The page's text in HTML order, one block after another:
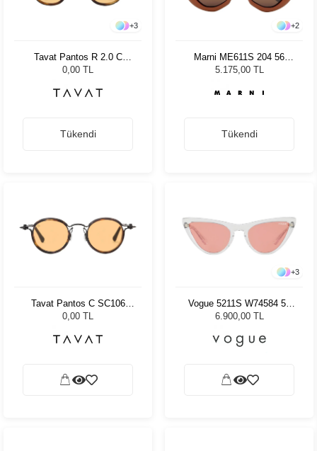
+3
Tavat Pantos R 2.0 C
SCC119 BTH-SO
0,00 TL
Tükendi
+2
Marni ME611S 204 56
Kadın Güneş Gözlüğü
5.175,00 TL
Tükendi
Tavat Pantos C SC106
BTH SO
0,00 TL
+3
Vogue 5211S W74584 54
Kadın Güneş Gözlüğü
6.900,00 TL